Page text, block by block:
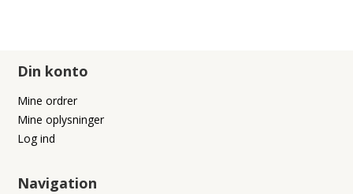
Din konto
Mine ordrer
Mine oplysninger
Log ind
Navigation